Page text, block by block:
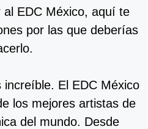
EDC México, aquí te
por las que deberías
El EDC México
los mejores artistas de
del mundo. Desde